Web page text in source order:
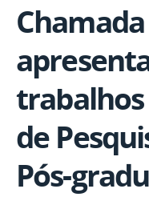
de
Pós-